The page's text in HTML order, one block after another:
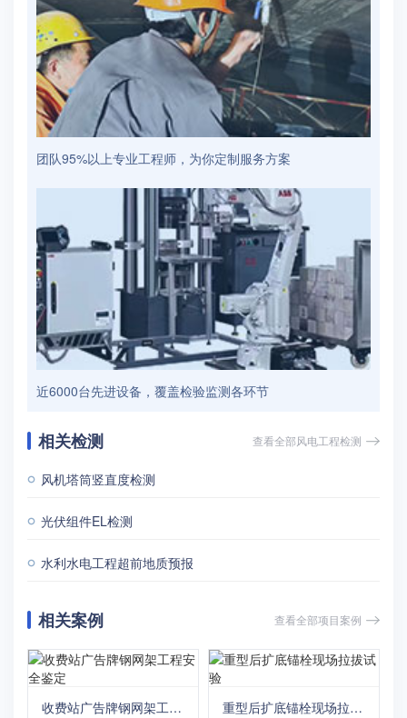
团队95%以上专业工程师，为你定制服务方案
近6000台先进设备，覆盖检验监测各环节
相关检测 查看全部风电工程检测
风机塔筒竖直度检测
光伏组件EL检测
水利水电工程超前地质预报
相关案例 查看全部项目案例
收费站广告牌钢网架工程
重型后扩底锚栓现场拉拔